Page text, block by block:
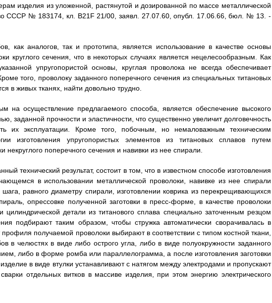
изделия из уложенной, растянутой и дозированной по массе металлической
СССР № 183174, кл. B21F 21/00, заявл. 27.07.60, опубл. 17.06.66, бюл. № 13. -
как аналогов, так и прототипа, является использование в качестве основы
круглого сечения, что в некоторых случаях является нецелесообразным. Как
упругопористой основы, круглая проволока не всегда обеспечивает
того, проволоку заданного поперечного сечения из специальных титановых
в живых тканях, найти довольно трудно.
на осуществление предлагаемого способа, является обеспечение высокого
заданной прочности и эластичности, что существенно увеличит долговечность
их эксплуатации. Кроме того, побочным, но немаловажным техническим
изготовления упругопористых элементов из титановых сплавов путем
поперечного сечения и навивки из нее спирали.
технический результат, состоит в том, что в известном способе изготовления
в использовании металлической проволоки, навивке из нее спирали
равного диаметру спирали, изготовлении коврика из перекрещивающихся
опрессовке полученной заготовки в пресс-форме, в качестве проволоки
цилиндрической детали из титанового сплава специально заточенным резцом
подбирают таким образом, чтобы стружка автоматически сворачивалась в
получаемой проволоки выбирают в соответствии с типом костной ткани,
в челюстях в виде либо острого угла, либо в виде полуокружности заданного
либо в форме ромба или параллелограмма, а после изготовления заготовки
в виде втулки устанавливают с натягом между электродами и пропускают
отдельных витков в массиве изделия, при этом энергию электрического